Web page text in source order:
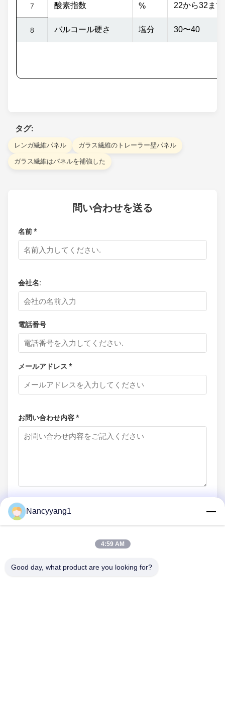
7 酸素指数 % 22から32まで
8 バルコール硬さ 塩分 30〜40
タグ:
レンガ繊維パネル ガラス繊維のトレーラー壁パネル
ガラス繊維はパネルを補強した
問い合わせを送る
名前 *
会社名:
電話番号
メールアドレス *
お問い合わせ内容 *
送信
Nancyyang1
4:59 AM
Good day, what product are you looking for?